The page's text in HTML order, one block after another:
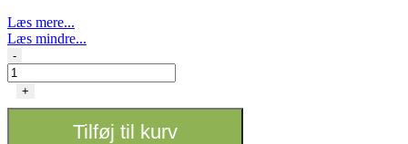
Læs mere...
Læs mindre...
HOMEbox
Ambient
Q30
-
+
Tilføj til kurv